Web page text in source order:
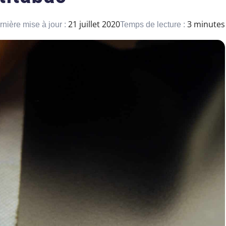
mise à jour : 21 juillet 2020Temps de lecture : 3 minutes